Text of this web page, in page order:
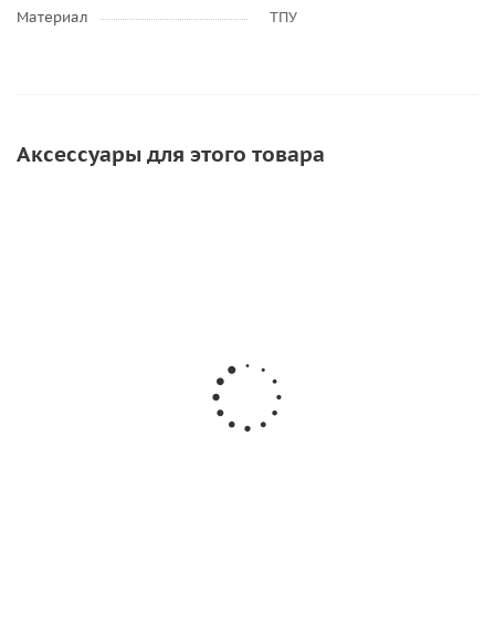
Материал
ТПУ
Аксессуары для этого товара
Валик для прикатки 30мм